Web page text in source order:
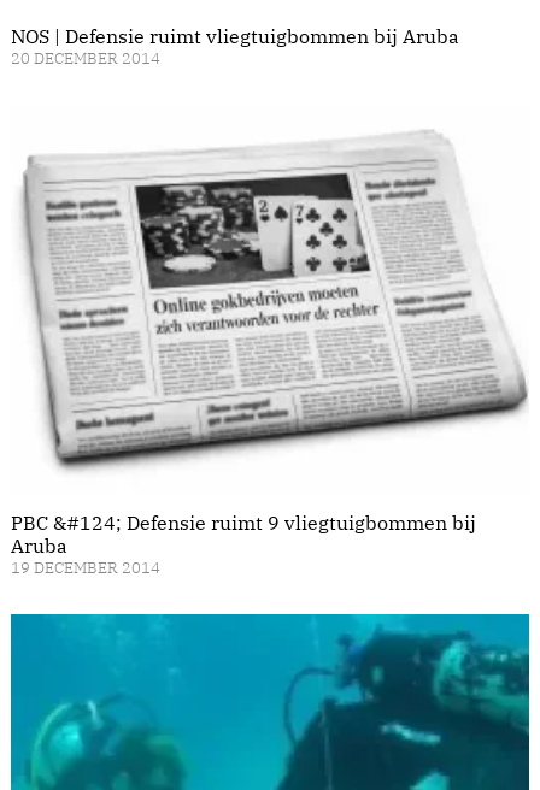
NOS | Defensie ruimt vliegtuigbommen bij Aruba
20 DECEMBER 2014
PBC &#124; Defensie ruimt 9 vliegtuigbommen bij
Aruba
19 DECEMBER 2014